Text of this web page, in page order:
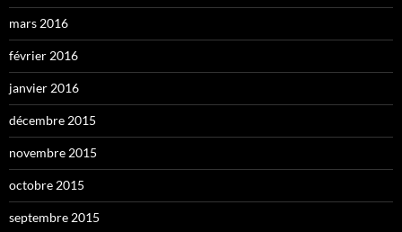
mars 2016
février 2016
janvier 2016
décembre 2015
novembre 2015
octobre 2015
septembre 2015